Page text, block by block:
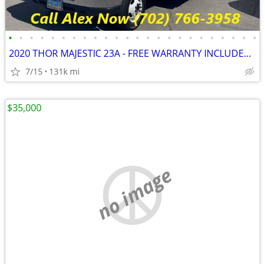
• • • • • • • • • • • • • • • • • • • • • • • •
2020 THOR MAJESTIC 23A - FREE WARRANTY INCLUDED!! WE FINANCE-CALL NOW
7/15 131k mi
no image
$35,000